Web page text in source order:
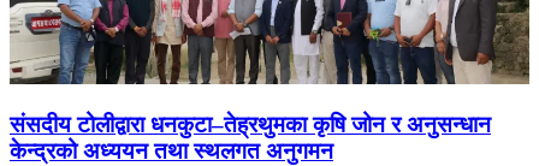
संसदीय टोलीद्वारा धनकुटा–तेह्रथुमका कृषि जोन र अनुसन्धान
केन्द्रको अध्ययन तथा स्थलगत अनुगमन